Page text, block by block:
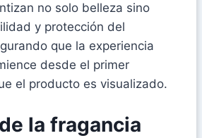
no solo belleza sino
y protección del
que la experiencia
desde el primer
el producto es visualizado.
la fragancia